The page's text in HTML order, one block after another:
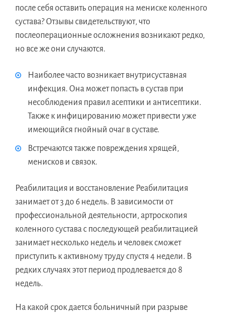
после себя оставить операция на мениске коленного
сустава? Отзывы свидетельствуют, что
послеоперационные осложнения возникают редко,
но все же они случаются.
Наиболее часто возникает внутрисуставная
инфекция. Она может попасть в сустав при
несоблюдения правил асептики и антисептики.
Также к инфицированию может привести уже
имеющийся гнойный очаг в суставе.
Встречаются также повреждения хрящей,
менисков и связок.
Реабилитация и восстановление Реабилитация
занимает от 3 до 6 недель. В зависимости от
профессиональной деятельности, артроскопия
коленного сустава с последующей реабилитацией
занимает несколько недель и человек сможет
приступить к активному труду спустя 4 недели. В
редких случаях этот период продлевается до 8
недель.
На какой срок дается больничный при разрыве